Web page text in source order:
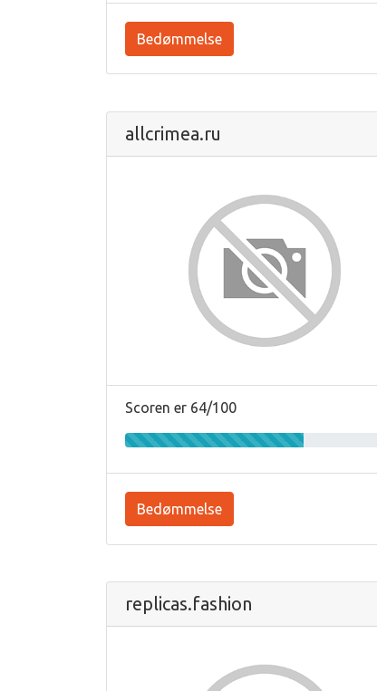
Bedømmelse
allcrimea.ru
Scoren er 64/100
Bedømmelse
replicas.fashion